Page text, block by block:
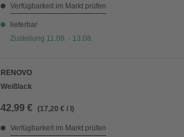
Verfügbarkeit im Markt prüfen
lieferbar
Zustellung 11.08. - 13.08.
RENOVO
Weißlack
42,99 € (17,20 € / l)
Verfügbarkeit im Markt prüfen